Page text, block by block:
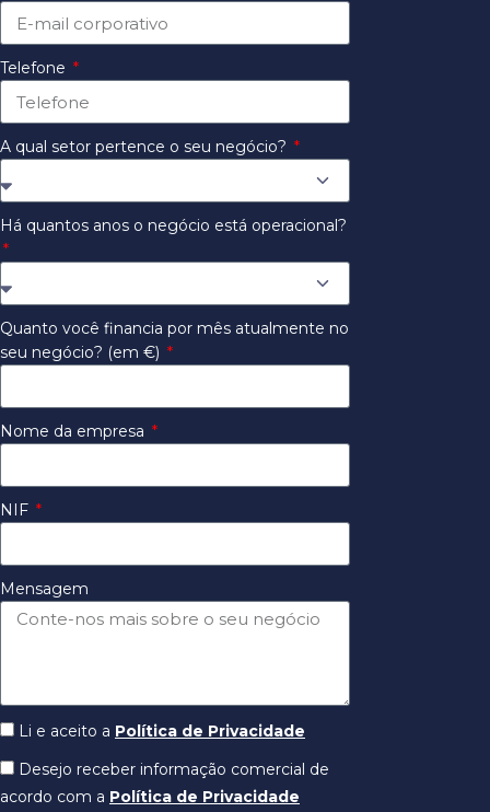
Telefone
A qual setor pertence o seu negócio?
Há quantos anos o negócio está operacional?
Quanto você financia por mês atualmente no
seu negócio? (em €)
Nome da empresa
NIF
Mensagem
Li e aceito a Política de Privacidade
Desejo receber informação comercial de
acordo com a Política de Privacidade